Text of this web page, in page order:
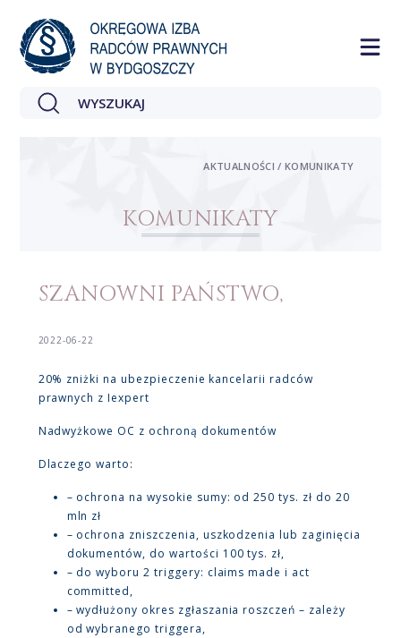
KOMUNIKATY
AKTUALNOŚCI / KOMUNIKATY
SZANOWNI PAŃSTWO,
2022-06-22
20% zniżki na ubezpieczenie kancelarii radców
prawnych z Iexpert
Nadwyżkowe OC z ochroną dokumentów
Dlaczego warto:
– ochrona na wysokie sumy: od 250 tys. zł do 20
mln zł
– ochrona zniszczenia, uszkodzenia lub zaginięcia
dokumentów, do wartości 100 tys. zł,
– do wyboru 2 triggery: claims made i act
committed,
– wydłużony okres zgłaszania roszczeń – zależy
od wybranego triggera,